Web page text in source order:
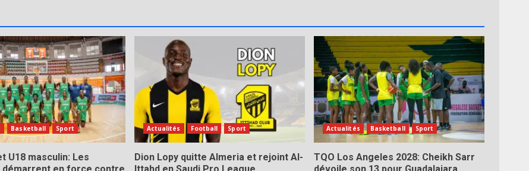
Basketball Sport
U18 masculin: Les
Actualités Football Sport
Dion Lopy quitte Almeria et rejoint Al-
Actualités Basketball Sport
TQO Los Angeles 2028: Cheikh Sarr